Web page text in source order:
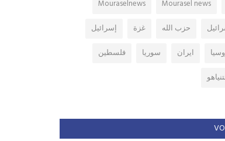
Mourasel news
Mouraselnews
حزب الله غزة
إسرائيل
ايران سوريا
فلسطين